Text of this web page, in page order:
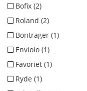
Bofix (2)
Roland (2)
Bontrager (1)
Enviolo (1)
Favoriet (1)
Ryde (1)